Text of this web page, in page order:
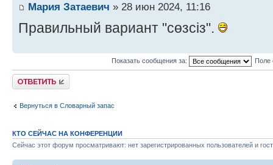
Мария Затаевич » 28 июн 2024, 11:16
Правильный вариант "сөзсіз".
Показать сообщения за: Поле
Ответить
Вернуться в Словарный запас
КТО СЕЙЧАС НА КОНФЕРЕНЦИИ
Сейчас этот форум просматривают: нет зарегистрированных пользователей и